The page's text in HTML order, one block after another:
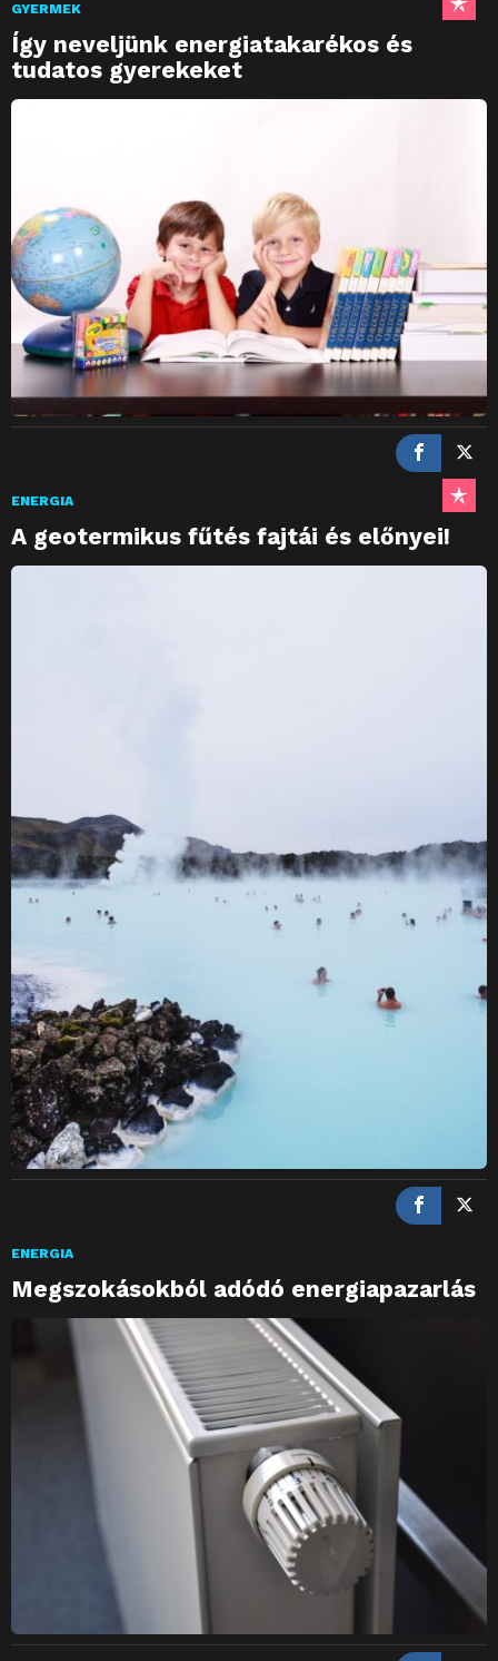
GYERMEK
Így neveljünk energiatakarékos és
tudatos gyerekeket
ENERGIA
A geotermikus fűtés fajtái és előnyei!
ENERGIA
Megszokásokból adódó energiapazarlás